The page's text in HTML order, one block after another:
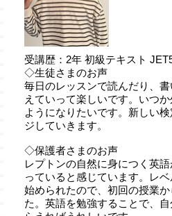
受講歴：2年 初級テキスト
◇生徒さまのお声
毎日のレッスンで読んだり、
えていって楽しいです。いつ
ようになりたいです。新しい
ジしていきます。
◇保護者さまのお声
レプトンの自然に身につく英
っていると感じています。レ
始められたので、初回の授業
た。英語を勉強することで、